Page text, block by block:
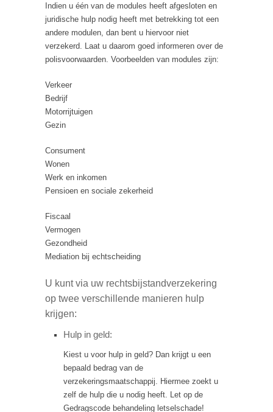
Indien u één van de modules heeft afgesloten en
juridische hulp nodig heeft met betrekking tot een
andere modulen, dan bent u hiervoor niet
verzekerd. Laat u daarom goed informeren over de
polisvoorwaarden. Voorbeelden van modules zijn:
Verkeer
Bedrijf
Motorrijtuigen
Gezin
Consument
Wonen
Werk en inkomen
Pensioen en sociale zekerheid
Fiscaal
Vermogen
Gezondheid
Mediation bij echtscheiding
U kunt via uw rechtsbijstandverzekering
op twee verschillende manieren hulp
krijgen:
Hulp in geld:
Kiest u voor hulp in geld? Dan krijgt u een
bepaald bedrag van de
verzekeringsmaatschappij. Hiermee zoekt u
zelf de hulp die u nodig heeft. Let op de
Gedragscode behandeling letselschade!